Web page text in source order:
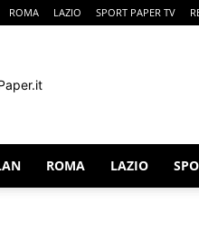
ROMA LAZIO SPORT PAPER TV
ROMA LAZIO